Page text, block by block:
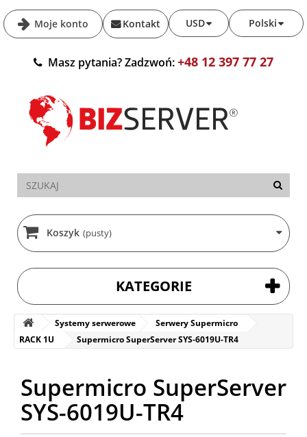
Moje konto Polski
USD
Kontakt
Masz pytania? Zadzwoń:+48 12 397 77 27
Koszyk (pusty)
KATEGORIE
Systemy serwerowe
Serwery Supermicro
RACK 1U
Supermicro SuperServer SYS-6019U-TR4
Supermicro SuperServer
SYS-6019U-TR4